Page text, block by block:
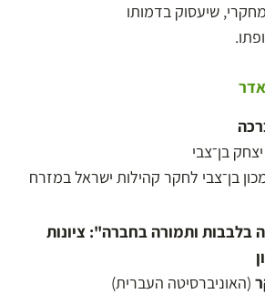
שיעסוק בדמותו
בן־צבי
בן־צבי לחקר קהילות ישראל במזרח
"תמורה בלבבות ותמורה בחברה": ציונות
(האוניברסיטה העברית)